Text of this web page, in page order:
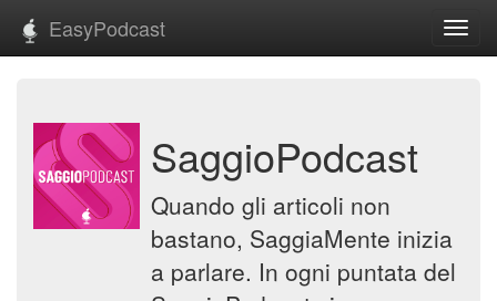
EasyPodcast
SaggioPodcast
Quando gli articoli non
bastano, SaggiaMente inizia
a parlare. In ogni puntata del